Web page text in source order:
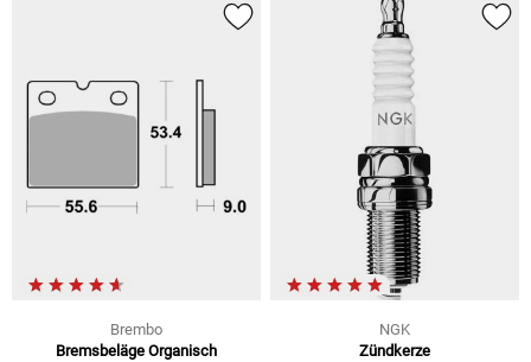
Brembo
Bremsbeläge Organisch
NGK
Zündkerze